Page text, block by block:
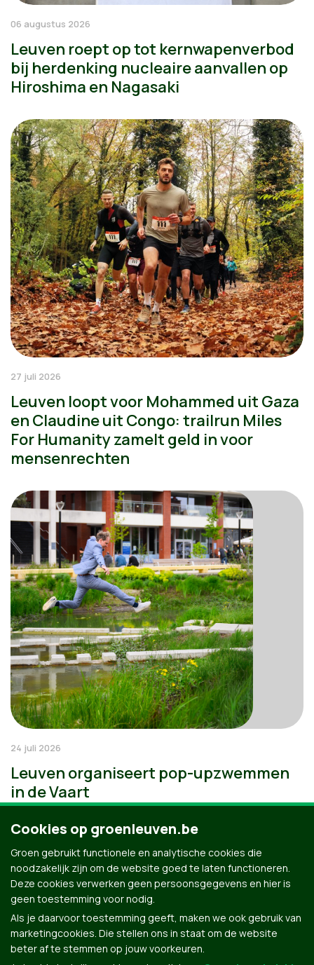
06 augustus 2026
Leuven roept op tot kernwapenverbod
bij herdenking nucleaire aanvallen op
Hiroshima en Nagasaki
27 juli 2026
Leuven loopt voor Mohammed uit Gaza
en Claudine uit Congo: trailrun Miles
For Humanity zamelt geld in voor
mensenrechten
24 juli 2026
Leuven organiseert pop-upzwemmen
in de Vaart
Cookies op groenleuven.be
Groen gebruikt functionele en analytische cookies die
noodzakelijk zijn om de website goed te laten functioneren.
Deze cookies verwerken geen persoonsgegevens en hier is
geen toestemming voor nodig.
Als je daarvoor toestemming geeft, maken we ook gebruik van
marketingcookies. Die stellen ons in staat om de website
beter af te stemmen op jouw voorkeuren.